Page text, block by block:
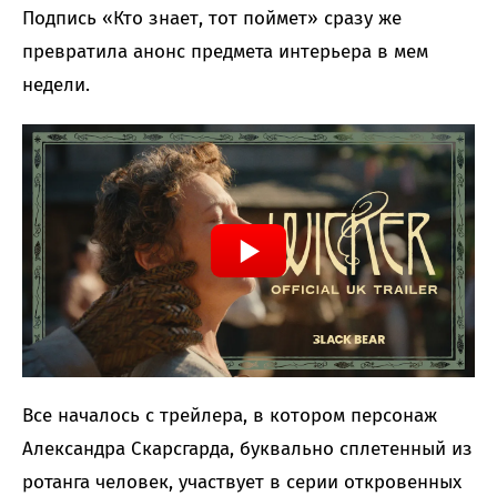
Подпись «Кто знает, тот поймет» сразу же
превратила анонс предмета интерьера в мем
недели.
Все началось с трейлера, в котором персонаж
Александра Скарсгарда, буквально сплетенный из
ротанга человек, участвует в серии откровенных